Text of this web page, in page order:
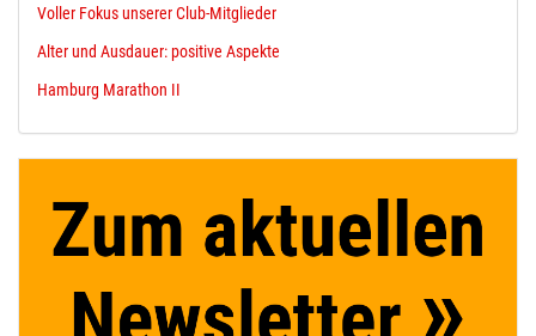
Voller Fokus unserer Club-Mitglieder
Alter und Ausdauer: positive Aspekte
Hamburg Marathon II